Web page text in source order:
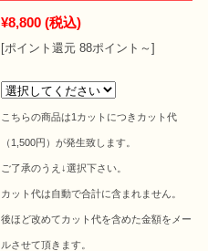
¥8,800 (税込)
[ポイント還元 88ポイント～]
こちらの商品は1カットにつきカット代
（1,500円）が発生致します。
ご了承のうえ↓選択下さい。
カット代は自動で合計に含まれません。
後ほど改めてカット代を含めた金額をメー
ルさせて頂きます。